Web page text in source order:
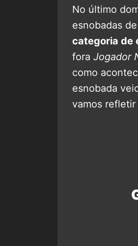
No último
esnobadas
categoria de
fora Jogador
como
esnobada
vamos